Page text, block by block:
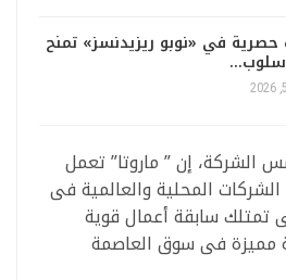
حصرية في «نوبو ريزيدنسز» تمنح
الشركة، إن ” ماروتا” تعمل
المحلية والعالمية فى
تمتلك سابقة أعمال قوية
مميزة فى سوق العاصمة